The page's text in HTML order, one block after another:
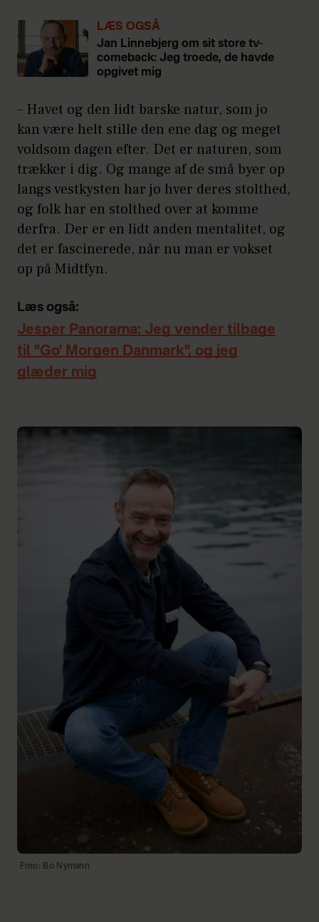
LÆS OGSÅ
Jan Linnebjerg om sit store tv-
comeback: Jeg troede, de havde
opgivet mig
– Havet og den lidt barske natur, som jo
kan være helt stille den ene dag og meget
voldsom dagen efter. Det er naturen, som
trækker i dig. Og mange af de små byer op
langs vestkysten har jo hver deres stolthed,
og folk har en stolthed over at komme
derfra. Der er en lidt anden mentalitet, og
det er fascinerede, når nu man er vokset
op på Midtfyn.
Læs også:
Jesper Panorama: Jeg vender tilbage
til "Go' Morgen Danmark", og jeg
glæder mig
Foto: Bo Nymann